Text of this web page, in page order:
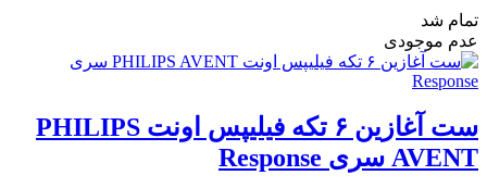
تمام شد
عدم موجودی
ست آغازین ۶ تکه فیلیپس اونت PHILIPS
AVENT سری Response